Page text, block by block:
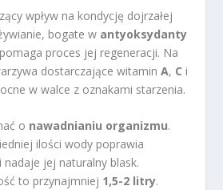
wpływ na kondycję dojrzałej
bogate w antyoksydanty
proces jej regeneracji. Na
dostarczające witaminA, C i
w walce z oznakami starzenia.
o nawadnianiu organizmu.
ilości wody poprawia
nadaje jej naturalny blask.
to przynajmniej 1,5-2 litry.